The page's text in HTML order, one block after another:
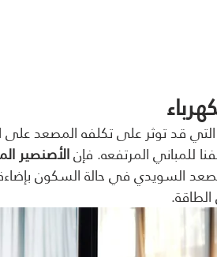
قد توثر على تكلفه المصعد على
للمباني المرتفعه. فإن الأصنصير
السويدي في حالة السكون